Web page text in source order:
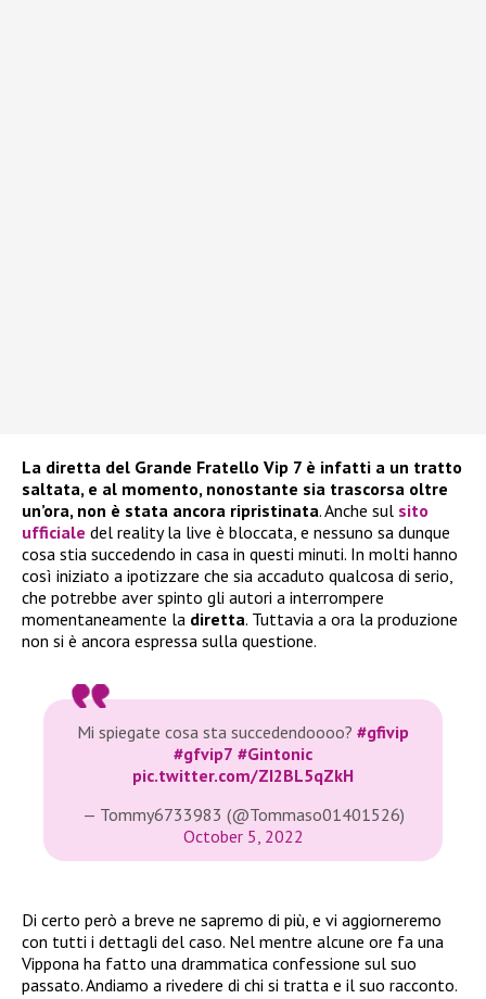
La diretta del Grande Fratello Vip 7 è infatti a un tratto
saltata, e al momento, nonostante sia trascorsa oltre
un’ora, non è stata ancora ripristinata. Anche sul sito
ufficiale del reality la live è bloccata, e nessuno sa dunque
cosa stia succedendo in casa in questi minuti. In molti hanno
così iniziato a ipotizzare che sia accaduto qualcosa di serio,
che potrebbe aver spinto gli autori a interrompere
momentaneamente la diretta. Tuttavia a ora la produzione
non si è ancora espressa sulla questione.
Mi spiegate cosa sta succedendoooo? #gfivip
#gfvip7 #Gintonic
pic.twitter.com/ZI2BL5qZkH
— Tommy6733983 (@Tommaso01401526)
October 5, 2022
Di certo però a breve ne sapremo di più, e vi aggiorneremo
con tutti i dettagli del caso. Nel mentre alcune ore fa una
Vippona ha fatto una drammatica confessione sul suo
passato. Andiamo a rivedere di chi si tratta e il suo racconto.